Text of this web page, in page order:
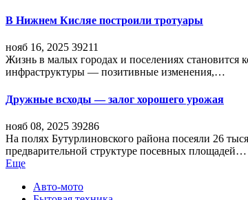
В Нижнем Кисляе построили тротуары
нояб 16, 2025 39211
Жизнь в малых городах и поселениях становится
инфраструктуры — позитивные изменения,…
Дружные всходы — залог хорошего урожая
нояб 08, 2025 39286
На полях Бутурлиновского района посеяли 26
предварительной структуре посевных площадей…
Еще
Авто-мото